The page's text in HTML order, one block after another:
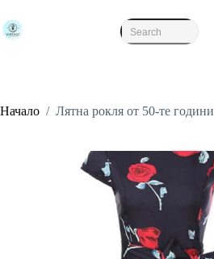
to
content
Начало / Лятна рокля от 50-те години